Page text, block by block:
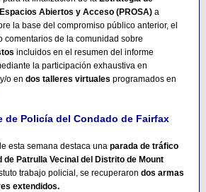
Abiertos y Acceso (PROSA) a
la base del compromiso público anterior, el
comentarios de la comunidad sobre
incluidos en el resumen del informe
la participación exhaustiva en
y/o en dos talleres virtuales programados en
de Policía del Condado de Fairfax
esta semana destaca una parada de tráfico
de Patrulla Vecinal del Distrito de Mount
trabajo policial, se recuperaron dos armas
extendidos.